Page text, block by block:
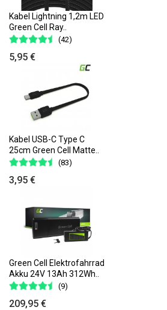
Kabel Lightning 1,2m LED
Green Cell Ray..
(42)
5,95 €
Kabel USB-C Type C
25cm Green Cell Matte..
(83)
3,95 €
Green Cell Elektrofahrrad
Akku 24V 13Ah 312Wh..
(9)
209,95 €